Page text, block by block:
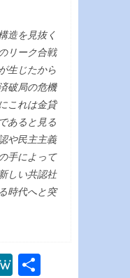
造を見抜く
リーク合戦
生じたから
破局の危機
これは金貸
あると見る
や民主主義
手によって
しい共認社
時代へと突
MeWe